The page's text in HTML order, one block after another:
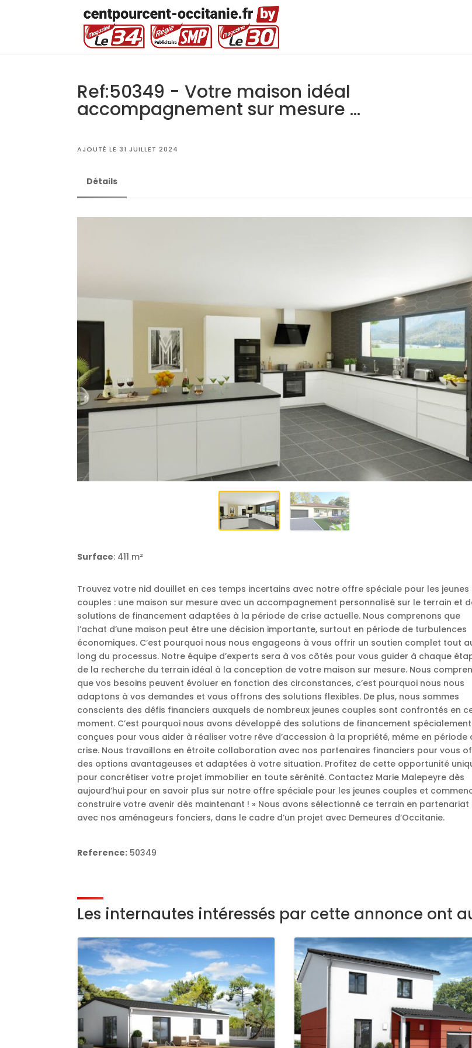
Ref:50349 - Votre maison idéal
accompagnement sur mesure ...
AJOUTÉ LE 31 JUILLET 2024
Détails
Surface: 411 m²
Trouvez votre nid douillet en ces temps incertains avec notre offre spéciale pour les jeunes
couples : une maison sur mesure avec un accompagnement personnalisé sur le terrain et
solutions de financement adaptées à la période de crise actuelle. Nous comprenons que
l’achat d’une maison peut être une décision importante, surtout en période de turbulences
économiques. C’est pourquoi nous nous engageons à vous offrir un soutien complet tout
long du processus. Notre équipe d’experts sera à vos côtés pour vous guider à chaque
de la recherche du terrain idéal à la conception de votre maison sur mesure. Nous
que vos besoins peuvent évoluer en fonction des circonstances, c’est pourquoi nous nous
adaptons à vos demandes et vous offrons des solutions flexibles. De plus, nous sommes
conscients des défis financiers auxquels de nombreux jeunes couples sont confrontés en
moment. C’est pourquoi nous avons développé des solutions de financement spécialement
conçues pour vous aider à réaliser votre rêve d’accession à la propriété, même en période
crise. Nous travaillons en étroite collaboration avec nos partenaires financiers pour vous
des options avantageuses et adaptées à votre situation. Profitez de cette opportunité
pour concrétiser votre projet immobilier en toute sérénité. Contactez Marie Malepeyre dès
aujourd’hui pour en savoir plus sur notre offre spéciale pour les jeunes couples et
construire votre avenir dès maintenant ! » Nous avons sélectionné ce terrain en partenariat
avec nos aménageurs fonciers, dans le cadre d’un projet avec Demeures d’Occitanie.
Reference: 50349
Les internautes intéressés par cette annonce ont